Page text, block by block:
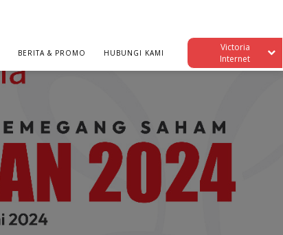
BERITA & PROMO HUBUNGI KAMI
Victoria
Internet